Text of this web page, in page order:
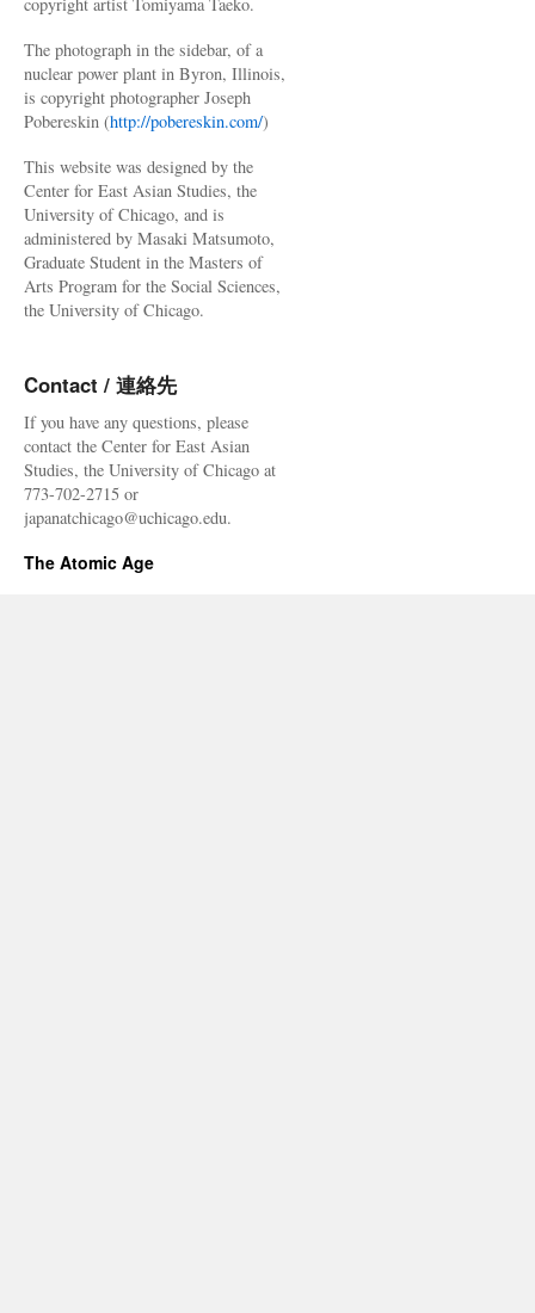
The photograph in the sidebar, of a
nuclear power plant in Byron, Illinois,
is copyright photographer Joseph
Pobereskin (http://pobereskin.com/)
This website was designed by the
Center for East Asian Studies, the
University of Chicago, and is
administered by Masaki Matsumoto,
Graduate Student in the Masters of
Arts Program for the Social Sciences,
the University of Chicago.
Contact / 連絡先
If you have any questions, please
contact the Center for East Asian
Studies, the University of Chicago at
773-702-2715 or
japanatchicago@uchicago.edu.
The Atomic Age